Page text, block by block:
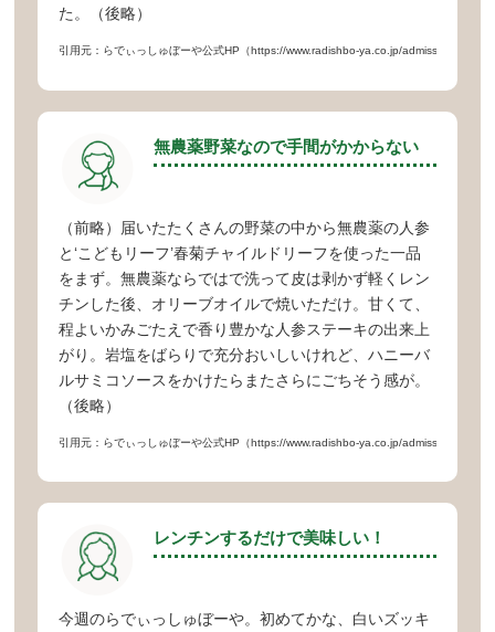
た。（後略）
引用元：らでぃっしゅぼーや公式HP（https://www.radishbo-ya.co.jp/admission/lp/
無農薬野菜なので手間がかからない
（前略）届いたたくさんの野菜の中から無農薬の人参
と‘こどもリーフ’春菊チャイルドリーフを使った一品
をまず。無農薬ならではで洗って皮は剥かず軽くレン
チンした後、オリーブオイルで焼いただけ。甘くて、
程よいかみごたえで香り豊かな人参ステーキの出来上
がり。岩塩をばらりで充分おいしいけれど、ハニーバ
ルサミコソースをかけたらまたさらにごちそう感が。
（後略）
引用元：らでぃっしゅぼーや公式HP（https://www.radishbo-ya.co.jp/admission/lp/
レンチンするだけで美味しい！
今週のらでぃっしゅぼーや。初めてかな、白いズッキ